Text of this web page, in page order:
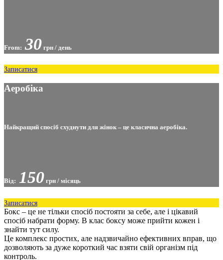
From: 30 грн / день
Записатися
Аеробіка
Найкращий спосіб схуднути для жінок – це класична аеробіка.
Від: 150 грн / місяць
Записатися
Бокс – це не тільки спосіб постояти за себе, але і цікавий
спосіб набрати форму. В клас боксу може прийти кожен і
знайти тут силу.
Це комплекс простих, але надзвичайно ефективних вправ, що
дозволяють за дуже короткий час взяти свій організм під
контроль.